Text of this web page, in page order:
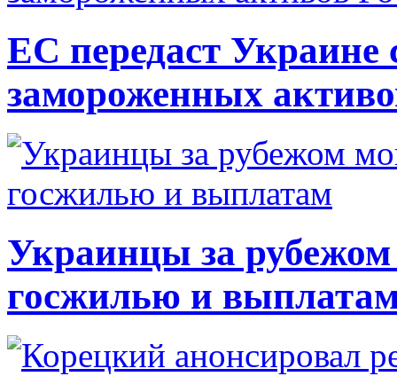
ЕС передаст Украине
замороженных
Украинцы за рубежом
госжилью и